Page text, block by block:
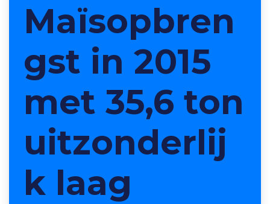
Maïsopbren
gst in 2015
met 35,6 ton
uitzonderlij
k laag